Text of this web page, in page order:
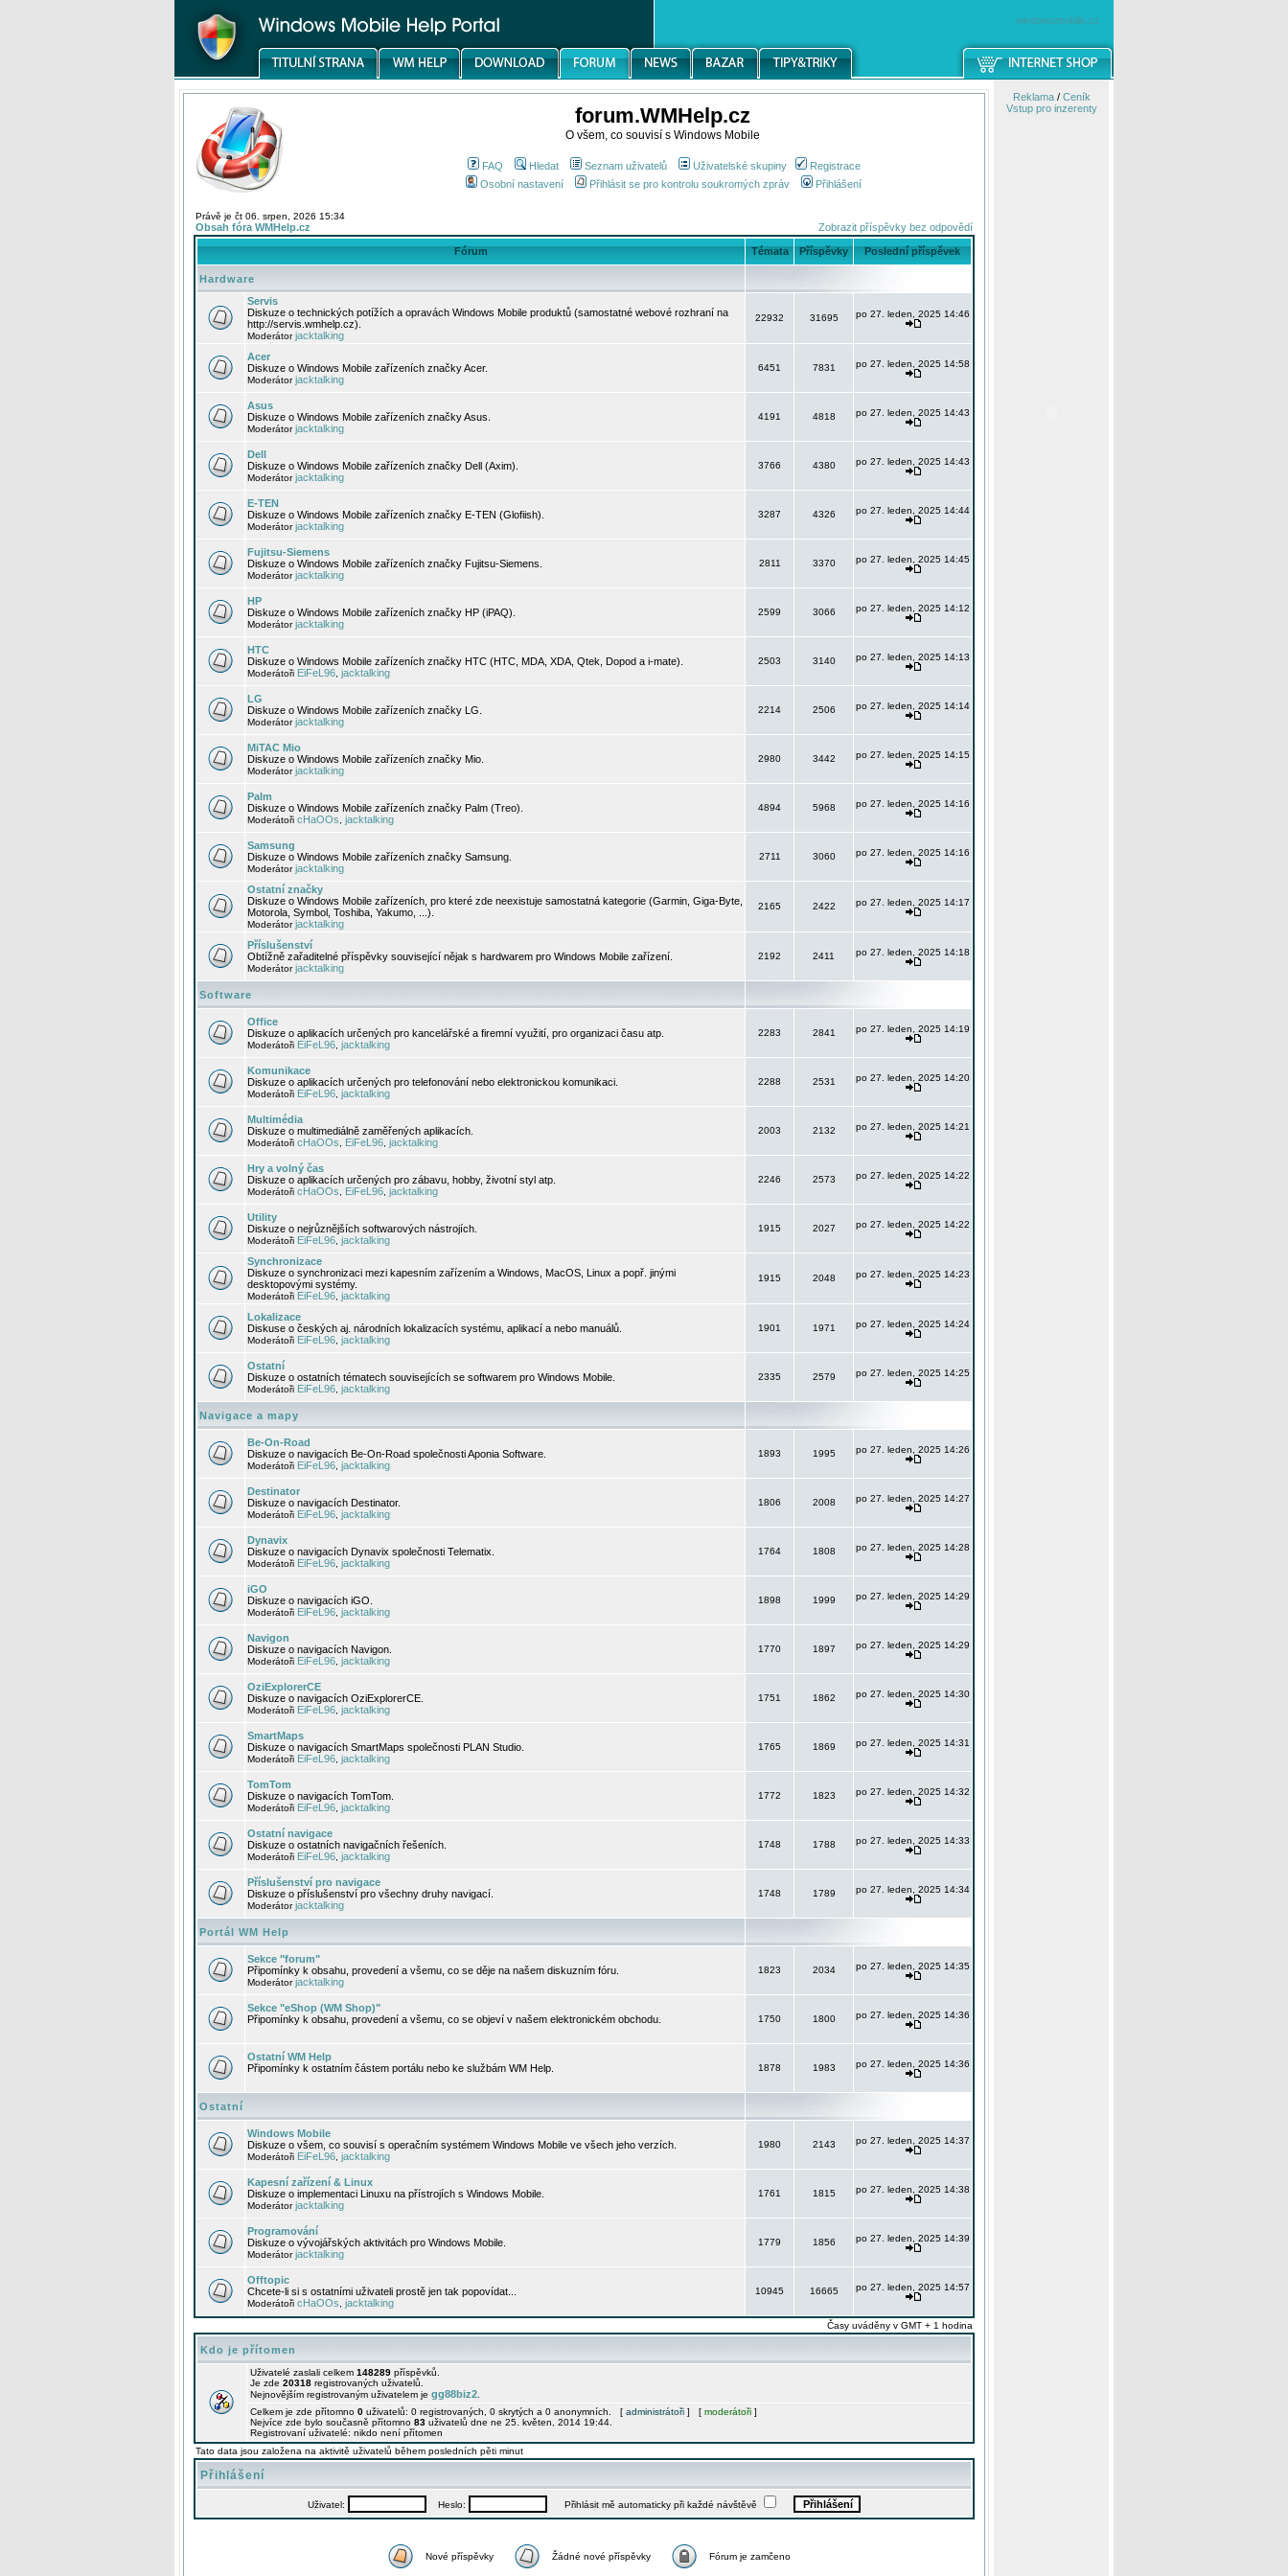
windowsmobile.cz
forum.WMHelp.cz
O všem, co souvisí s Windows Mobile
FAQ Hledat Seznam uživatelů Uživatelské skupiny
Registrace
Osobní nastavení
Přihlásit se pro kontrolu soukromých zpráv Přihlášení
Právě je čt 06. srpen, 2026 15:34
Obsah fóra WMHelp.cz Zobrazit příspěvky bez odpovědí
Fórum Témata Příspěvky Poslední příspěvek
Hardware
Servis
Diskuze o technických potížích a opravách Windows Mobile produktů (samostatné webové rozhraní na
http://servis.wmhelp.cz).
Moderátorjacktalking
22932 31695 po 27. leden, 2025 14:46
Acer
Diskuze o Windows Mobile zařízeních značky Acer.
Moderátorjacktalking
6451 7831 po 27. leden, 2025 14:58
Asus
Diskuze o Windows Mobile zařízeních značky Asus.
Moderátorjacktalking
4191 4818 po 27. leden, 2025 14:43
Dell
Diskuze o Windows Mobile zařízeních značky Dell (Axim).
Moderátorjacktalking
3766 4380 po 27. leden, 2025 14:43
E-TEN
Diskuze o Windows Mobile zařízeních značky E-TEN (Glofiish).
Moderátorjacktalking
3287 4326 po 27. leden, 2025 14:44
Fujitsu-Siemens
Diskuze o Windows Mobile zařízeních značky Fujitsu-Siemens.
Moderátorjacktalking
2811 3370 po 27. leden, 2025 14:45
HP
Diskuze o Windows Mobile zařízeních značky HP (iPAQ).
Moderátorjacktalking
2599 3066 po 27. leden, 2025 14:12
HTC
Diskuze o Windows Mobile zařízeních značky HTC (HTC, MDA, XDA, Qtek, Dopod a i-mate).
Moderátoři EiFeL96 jacktalking
2503 3140 po 27. leden, 2025 14:13
LG
Diskuze o Windows Mobile zařízeních značky LG.
Moderátorjacktalking
2214 2506 po 27. leden, 2025 14:14
MiTAC Mio
Diskuze o Windows Mobile zařízeních značky Mio.
Moderátorjacktalking
2980 3442 po 27. leden, 2025 14:15
Palm
Diskuze o Windows Mobile zařízeních značky Palm (Treo).
Moderátoři cHaOOs jacktalking
4894 5968 po 27. leden, 2025 14:16
Samsung
Diskuze o Windows Mobile zařízeních značky Samsung.
Moderátorjacktalking
2711 3060 po 27. leden, 2025 14:16
Ostatní značky
Diskuze o Windows Mobile zařízeních, pro které zde neexistuje samostatná kategorie (Garmin, Giga-Byte,
Motorola, Symbol, Toshiba, Yakumo, ...).
Moderátorjacktalking
2165 2422 po 27. leden, 2025 14:17
Příslušenství
Obtížně zařaditelné příspěvky související nějak s hardwarem pro Windows Mobile zařízení.
Moderátorjacktalking
2192 2411 po 27. leden, 2025 14:18
Software
Office
Diskuze o aplikacích určených pro kancelářské a firemní využití, pro organizaci času atp.
Moderátoři EiFeL96 jacktalking
2283 2841 po 27. leden, 2025 14:19
Komunikace
Diskuze o aplikacích určených pro telefonování nebo elektronickou komunikaci.
Moderátoři EiFeL96 jacktalking
2288 2531 po 27. leden, 2025 14:20
Multimédia
Diskuze o multimediálně zaměřených aplikacích.
Moderátoři cHaOOs EiFeL96 jacktalking
2003 2132 po 27. leden, 2025 14:21
Hry a volný čas
Diskuze o aplikacích určených pro zábavu, hobby, životní styl atp.
Moderátoři cHaOOs EiFeL96 jacktalking
2246 2573 po 27. leden, 2025 14:22
Utility
Diskuze o nejrůznějších softwarových nástrojích.
Moderátoři EiFeL96 jacktalking
1915 2027 po 27. leden, 2025 14:22
Synchronizace
Diskuze o synchronizaci mezi kapesním zařízením a Windows, MacOS, Linux a popř. jinými
desktopovými systémy.
Moderátoři EiFeL96 jacktalking
1915 2048 po 27. leden, 2025 14:23
Lokalizace
Diskuse o českých aj. národních lokalizacích systému, aplikací a nebo manuálů.
Moderátoři EiFeL96 jacktalking
1901 1971 po 27. leden, 2025 14:24
Ostatní
Diskuze o ostatních tématech souvisejících se softwarem pro Windows Mobile.
Moderátoři EiFeL96 jacktalking
2335 2579 po 27. leden, 2025 14:25
Navigace a mapy
Be-On-Road
Diskuze o navigacích Be-On-Road společnosti Aponia Software.
Moderátoři EiFeL96 jacktalking
1893 1995 po 27. leden, 2025 14:26
Destinator
Diskuze o navigacích Destinator.
Moderátoři EiFeL96 jacktalking
1806 2008 po 27. leden, 2025 14:27
Dynavix
Diskuze o navigacích Dynavix společnosti Telematix.
Moderátoři EiFeL96 jacktalking
1764 1808 po 27. leden, 2025 14:28
iGO
Diskuze o navigacích iGO.
Moderátoři EiFeL96 jacktalking
1898 1999 po 27. leden, 2025 14:29
Navigon
Diskuze o navigacích Navigon.
Moderátoři EiFeL96 jacktalking
1770 1897 po 27. leden, 2025 14:29
OziExplorerCE
Diskuze o navigacích OziExplorerCE.
Moderátoři EiFeL96 jacktalking
1751 1862 po 27. leden, 2025 14:30
SmartMaps
Diskuze o navigacích SmartMaps společnosti PLAN Studio.
Moderátoři EiFeL96 jacktalking
1765 1869 po 27. leden, 2025 14:31
TomTom
Diskuze o navigacích TomTom.
Moderátoři EiFeL96 jacktalking
1772 1823 po 27. leden, 2025 14:32
Ostatní navigace
Diskuze o ostatních navigačních řešeních.
Moderátoři EiFeL96 jacktalking
1748 1788 po 27. leden, 2025 14:33
Příslušenství pro navigace
Diskuze o příslušenství pro všechny druhy navigací.
Moderátorjacktalking
1748 1789 po 27. leden, 2025 14:34
Portál WM Help
Sekce "forum"
Připomínky k obsahu, provedení a všemu, co se děje na našem diskuzním fóru.
Moderátorjacktalking
1823 2034 po 27. leden, 2025 14:35
Sekce "eShop (WM Shop)"
Připomínky k obsahu, provedení a všemu, co se objeví v našem elektronickém obchodu.
1750 1800 po 27. leden, 2025 14:36
Ostatní WM Help
Připomínky k ostatním částem portálu nebo ke službám WM Help.
1878 1983 po 27. leden, 2025 14:36
Ostatní
Windows Mobile
Diskuze o všem, co souvisí s operačním systémem Windows Mobile ve všech jeho verzích.
Moderátoři EiFeL96 jacktalking
1980 2143 po 27. leden, 2025 14:37
Kapesní zařízení & Linux
Diskuze o implementaci Linuxu na přístrojích s Windows Mobile.
Moderátorjacktalking
1761 1815 po 27. leden, 2025 14:38
Programování
Diskuze o vývojářských aktivitách pro Windows Mobile.
Moderátorjacktalking
1779 1856 po 27. leden, 2025 14:39
Offtopic
Chcete-li si s ostatními uživateli prostě jen tak popovídat...
Moderátoři cHaOOs jacktalking
10945 16665 po 27. leden, 2025 14:57
Časy uváděny v GMT + 1 hodina
Kdo je přítomen
Uživatelé zaslali celkem 148289 příspěvků.
Je zde 20318 registrovaných uživatelů.
Nejnovějším registrovaným uživatelem je gg88biz2
Celkem je zde přítomno 0 uživatelů: 0 registrovaných, 0 skrytých a 0 anonymních. [ administrátoři ] [ moderátoři ]
Nejvíce zde bylo současně přítomno 83 uživatelů dne ne 25. květen, 2014 19:44.
Registrovaní uživatelé: nikdo není přítomen
Tato data jsou založena na aktivitě uživatelů během posledních pěti minut
Přihlášení
Uživatel: Heslo: Přihlásit mě automaticky při každé návštěvě
Nové příspěvky Žádné nové příspěvky Fórum je zamčeno
Reklama/ Ceník
Vstup pro inzerenty